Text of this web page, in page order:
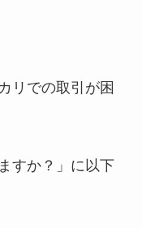
リでの取引が困
すか？」に以下